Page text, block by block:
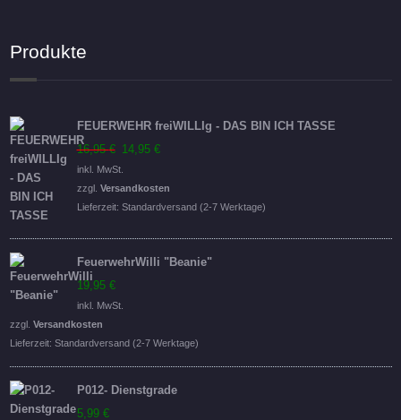
Produkte
FEUERWEHR freiWILLIg - DAS BIN ICH TASSE
16,95€ Ursprünglicher
Preis
war:
16,95 €
14,95 €
ist:
14,95 €.
inkl. MwSt.
zzgl. Versandkosten
Lieferzeit: Standardversand (2-7 Werktage)
FeuerwehrWilli "Beanie"
19,95 €
inkl. MwSt.
zzgl. Versandkosten
Lieferzeit: Standardversand (2-7 Werktage)
P012- Dienstgrade
5,99 €